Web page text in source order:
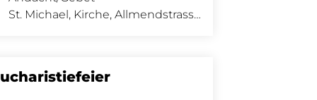
St. Michael, Kirche, Allmendstrasse 34, 4058 Basel